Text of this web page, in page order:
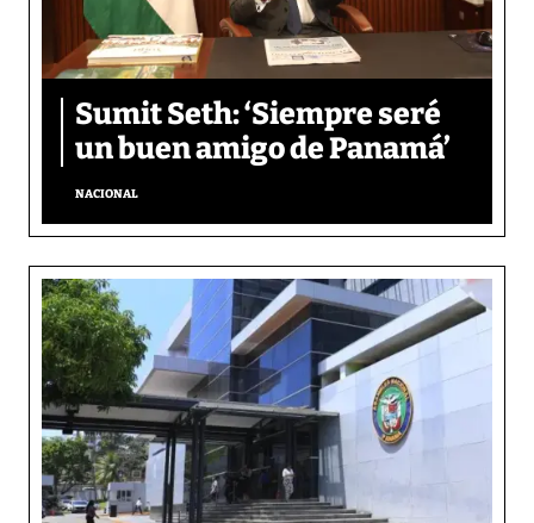
Sumit Seth: ‘Siempre seré
un buen amigo de Panamá’
NACIONAL